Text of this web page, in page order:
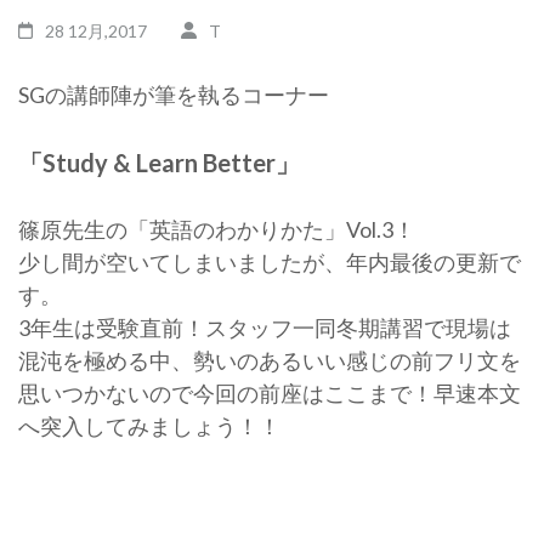
28 12月,2017 T
SGの講師陣が筆を執るコーナー
「Study & Learn Better」
篠原先生の「英語のわかりかた」Vol.3！
少し間が空いてしまいましたが、年内最後の更新で
す。
3年生は受験直前！スタッフ一同冬期講習で現場は
混沌を極める中、勢いのあるいい感じの前フリ文を
思いつかないので今回の前座はここまで！早速本文
へ突入してみましょう！！